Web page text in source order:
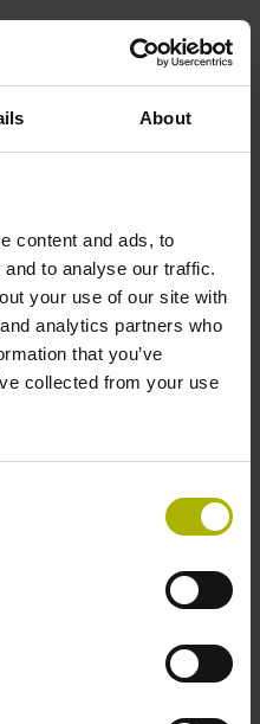
About
content and ads, to
to analyse our traffic.
your use of our site with
analytics partners who
that you’ve
collected from your use